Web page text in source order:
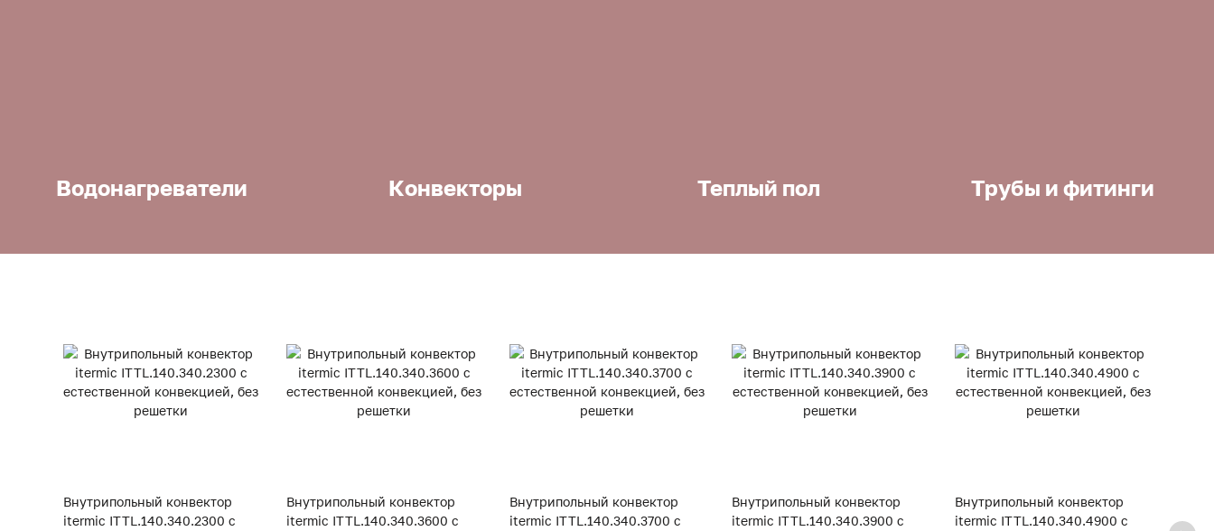
Водонагреватели Конвекторы Теплый пол Трубы и фитинги
Внутрипольный конвектор
itermic ITTL.140.340.2300 с
Внутрипольный конвектор
itermic ITTL.140.340.3600 с
Внутрипольный конвектор
itermic ITTL.140.340.3700 с
Внутрипольный конвектор
itermic ITTL.140.340.3900 с
Внутрипольный конвектор
itermic ITTL.140.340.4900 с